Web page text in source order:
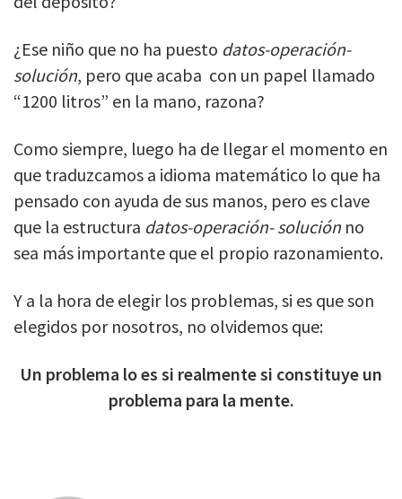
¿Ese niño que no ha puesto datos-operación-
solución, pero que acaba con un papel llamado
“1200 litros” en la mano, razona?
Como siempre, luego ha de llegar el momento en
que traduzcamos a idioma matemático lo que ha
pensado con ayuda de sus manos, pero es clave
que la estructura datos-operación- soluciónno
sea más importante que el propio razonamiento.
Y a la hora de elegir los problemas, si es que son
elegidos por nosotros, no olvidemos que:
Un problema lo es si realmente si constituye un
problema para la mente.